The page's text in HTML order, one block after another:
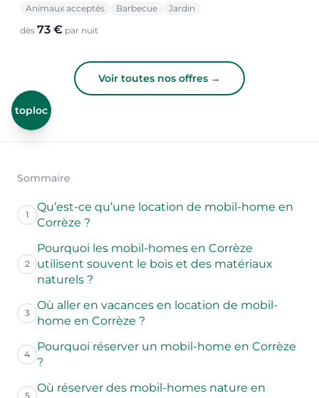
Animaux acceptés Barbecue Jardin
dès 73 € par nuit
Voir toutes nos offres →
toploc
Sommaire
1
Qu’est-ce qu’une location de mobil-home en
Corrèze ?
2
Pourquoi les mobil-homes en Corrèze
utilisent souvent le bois et des matériaux
naturels ?
3
Où aller en vacances en location de mobil-
home en Corrèze ?
4
Pourquoi réserver un mobil-home en Corrèze
?
5
Où réserver des mobil-homes nature en